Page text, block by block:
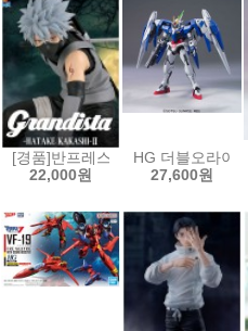
[경품]반프레스토 나루토 질풍전
22,000원
HG 더블오라이
27,600원